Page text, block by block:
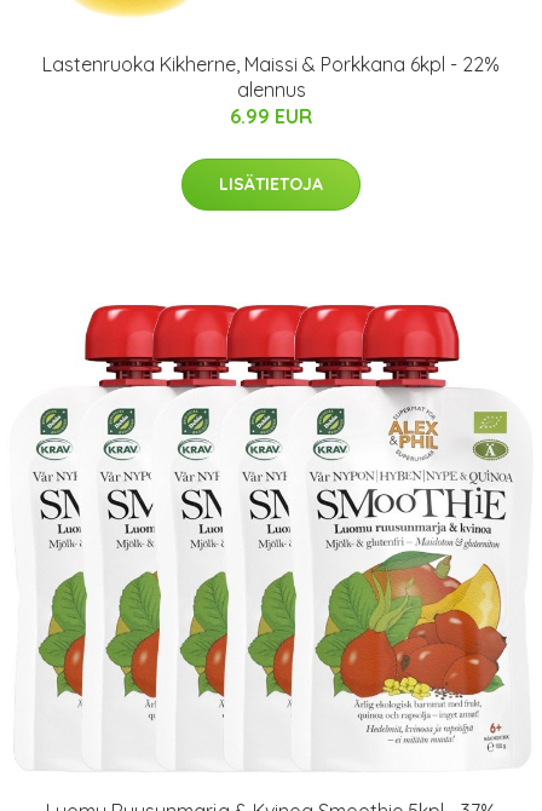
Lastenruoka Kikherne, Maissi & Porkkana 6kpl - 22%
alennus
6.99 EUR
LISÄTIETOJA